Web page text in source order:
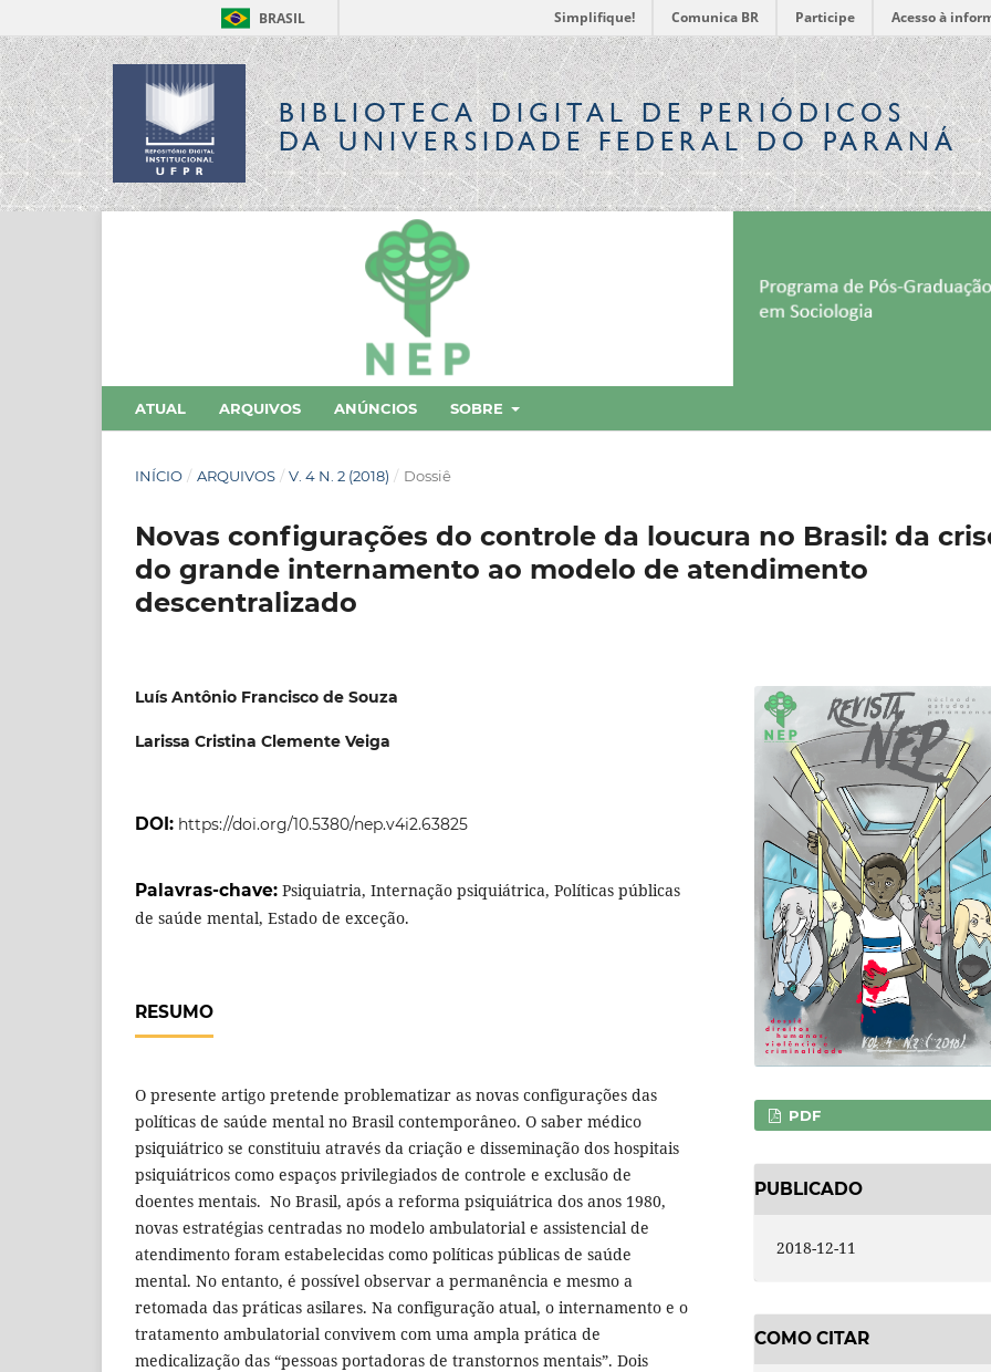
BRASIL Simplifique! Comunica BR Participe Acesso à
BIBLIOTECA DIGITALDE PERIÓDICOS
DA UNIVERSIDADE FEDERAL DO PARANÁ
ATUAL ARQUIVOS ANÚNCIOS SOBRE
INÍCIO / ARQUIVOS / V. 4 N. 2 (2018) / Dossiê
Novas configurações do controle da loucura no Brasil: da
do grande internamento ao modelo de atendimento
descentralizado
Luís Antônio Francisco de Souza
Larissa Cristina Clemente Veiga
DOI: https://doi.org/10.5380/nep.v4i2.63825
Palavras-chave: Psiquiatria, Internação psiquiátrica, Políticas públicas
de saúde mental, Estado de exceção.
RESUMO
O presente artigo pretende problematizar as novas configurações das
políticas de saúde mental no Brasil contemporâneo. O saber médico
psiquiátrico se constituiu através da criação e disseminação dos hospitais
psiquiátricos como espaços privilegiados de controle e exclusão de
doentes mentais. No Brasil, após a reforma psiquiátrica dos anos 1980,
novas estratégias centradas no modelo ambulatorial e assistencial de
atendimento foram estabelecidas como políticas públicas de saúde
mental. No entanto, é possível observar a permanência e mesmo a
retomada das práticas asilares. Na configuração atual, o internamento e o
tratamento ambulatorial convivem com uma ampla prática de
medicalização das “pessoas portadoras de transtornos mentais”. Dois
PDF
PUBLICADO
2018-12-11
COMO CITAR